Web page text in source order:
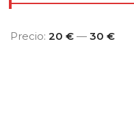
Precio: 20 € — 30 €